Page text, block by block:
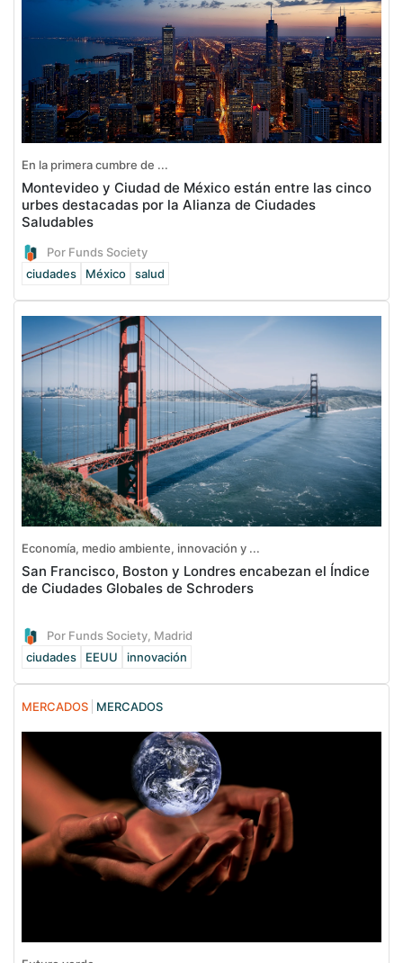
En la primera cumbre de ...
Montevideo y Ciudad de México están entre las cinco
urbes destacadas por la Alianza de Ciudades
Saludables
Por Funds Society
ciudades
México salud
Economía, medio ambiente, innovación y ...
San Francisco, Boston y Londres encabezan el Índice
de Ciudades Globales de Schroders
Por Funds Society, Madrid
ciudades
EEUU innovación
MERCADOS MERCADOS